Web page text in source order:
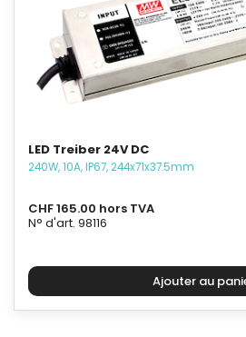
LED Treiber 24V DC
240W, 10A, IP67, 244x71x37.5mm
CHF 165.00 hors TVA
N° d'art. 98116